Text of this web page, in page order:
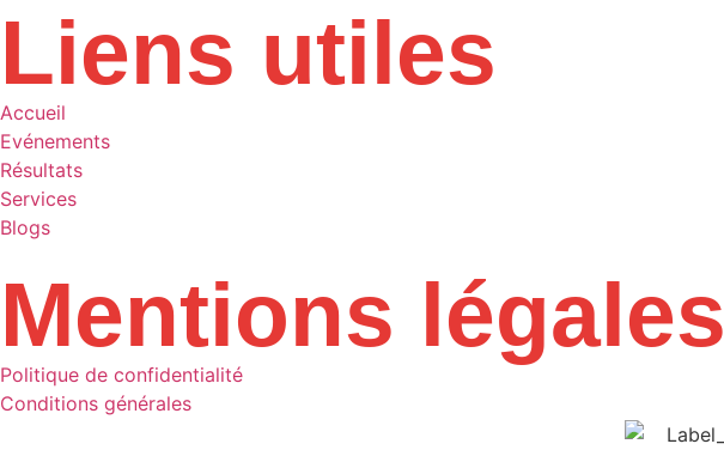
Liens utiles
Accueil
Evénements
Résultats
Services
Blogs
Mentions légales
Politique de confidentialité
Conditions générales